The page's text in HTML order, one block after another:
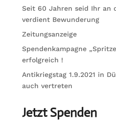
Seit 60 Jahren seid Ihr an
verdient Bewunderung
Zeitungsanzeige
Spendenkampagne
erfolgreich !
Antikriegstag 1.9.2021 in
auch vertreten
Jetzt Spenden